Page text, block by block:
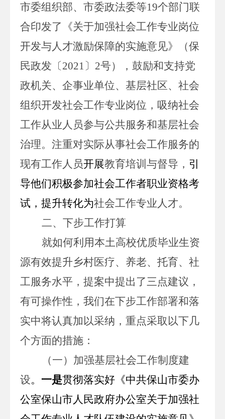
市委组织部、市委政法委等19个部门联
合印发了《关于加强社会工作专业岗位
开发与人才激励保障的实施意见》（保
民政发〔2021〕 2号），鼓励和支持党
政机关、企事业单位、基层社区、社会
组织开发社会工作专业岗位，吸纳社会
工作从业人员参与公共服务和基层社会
治理。注重对实际从事社会工作服务的
现有工作人员开展教育培训与督导， 引
导他们积极参加社会工作者职业资格考
试，提升转化为社会工作专业人才。
二、下步工作打算
就如何利用本土高校优质毕业生资
源有效提升乡村医疗、养老、托育、社
工服务水平 ，提案中提出了三点建议，
有可操作性，我们在下步工作部署和落
实中将认真加以采纳，重点采取以下几
个方面的措施：
（一）加强基层社会工作制度建
设。 一是贯彻落实好《中共保山市委办
公室保山市人民政府办公室关于加强社